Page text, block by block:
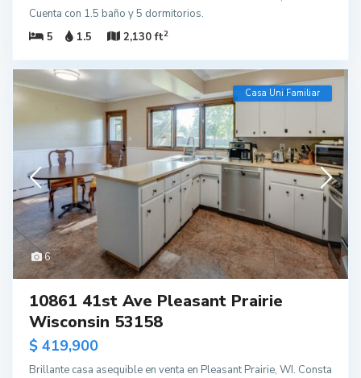
Cuenta con 1.5 baño y 5 dormitorios.
5
1.5 2,130 ft2
6
Casa Uni Familiar
10861 41st Ave Pleasant Prairie
Wisconsin 53158
$ 419,900
Brillante casa asequible en venta en Pleasant Prairie, WI. Consta